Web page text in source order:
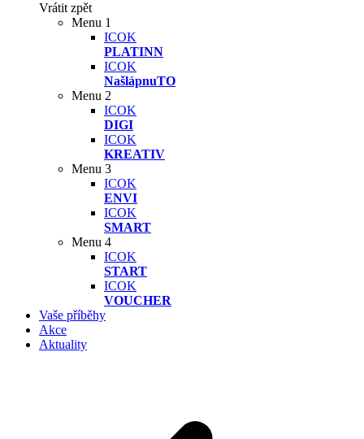
Vrátit zpět
Menu 1
ICOK
PLATINN
ICOK
NašlápnuTO
Menu 2
ICOK
DIGI
ICOK
KREATIV
Menu 3
ICOK
ENVI
ICOK
SMART
Menu 4
ICOK
START
ICOK
VOUCHER
Vaše příběhy
Akce
Aktuality